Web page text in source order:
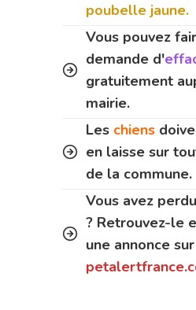
poubelle jaune.
Vous pouvez
demande d'
gratuitement
mairie.
Les chiens
en laisse sur
de la commune.
Vous avez
? Retrouvez-le
une annonce sur